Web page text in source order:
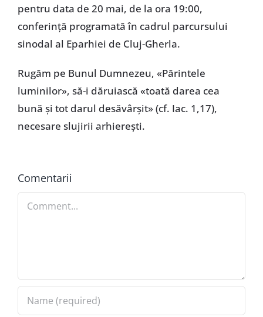
pentru data de 20 mai, de la ora 19:00,
conferință programată în cadrul parcursului
sinodal al Eparhiei de Cluj-Gherla.
Rugăm pe Bunul Dumnezeu, «Părintele
luminilor», să-i dăruiască «toată darea cea
bună și tot darul desăvârșit» (cf. Iac. 1,17),
necesare slujirii arhierești.
Comentarii
Comment